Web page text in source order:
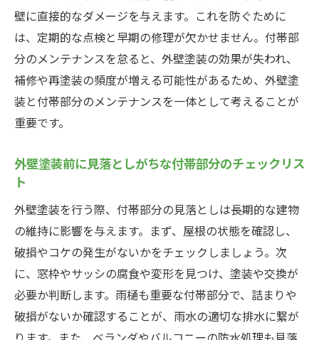
は
付帯部分の状態が外壁塗装費用に与える影
響
具体的な付帯部分のチェックリスト作成法
見積もりに含まれるべき付帯部分の重要項
る方法
与える影響
屋根と外壁塗装の相乗効果を高めるためのヒン
ト
屋根と外壁塗装を同時に行うべき理由
屋根のメンテナンスが外壁塗装に与える影
響
壁に直接的なダメージを与えます。これを防ぐために
は、定期的な点検と早期の修理が欠かせません。付帯部
分のメンテナンスを怠ると、外壁塗装の効果が失われ、
補修や再塗装の頻度が増える可能性があるため、外壁塗
装と付帯部分のメンテナンスを一体として考えることが
重要です。
外壁塗装前に見落としがちな付帯部分のチェックリス
ト
外壁塗装を行う際、付帯部分の見落としは長期的な建物
の維持に影響を与えます。まず、屋根の状態を確認し、
破損やコケの発生がないかをチェックしましょう。次
に、窓枠やサッシの腐食や変形を見つけ、塗装や交換が
必要か判断します。雨樋も重要な付帯部分で、詰まりや
破損がないか確認することが、雨水の適切な排水に繋が